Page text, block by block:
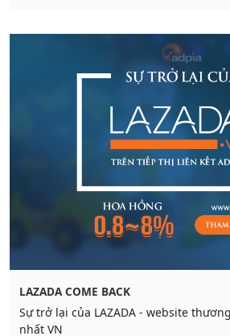
LAZADA COME BACK
Sự trở lại của LAZADA - website
nhất VN